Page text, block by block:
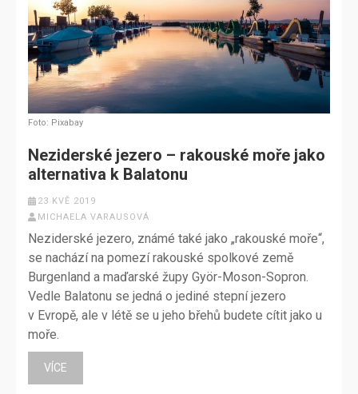
Foto: Pixabay
Neziderské jezero – rakouské moře jako
alternativa k Balatonu
23 KVĚ 2019
MICHAELA VARAUSOVÁ
Neziderské jezero, známé také jako „rakouské moře“,
se nachází na pomezí rakouské spolkové země
Burgenland a maďarské župy Györ-Moson-Sopron.
Vedle Balatonu se jedná o jediné stepní jezero
v Evropě, ale v létě se u jeho břehů budete cítit jako u
moře.
VÍCE